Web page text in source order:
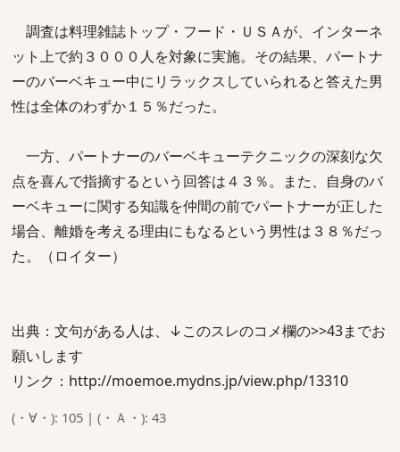
調査は料理雑誌トップ・フード・ＵＳＡが、インターネ
ット上で約３０００人を対象に実施。その結果、パートナ
ーのバーベキュー中にリラックスしていられると答えた男
性は全体のわずか１５％だった。
一方、パートナーのバーベキューテクニックの深刻な欠
点を喜んで指摘するという回答は４３％。また、自身のバ
ーベキューに関する知識を仲間の前でパートナーが正した
場合、離婚を考える理由にもなるという男性は３８％だっ
た。（ロイター）
出典：文句がある人は、↓このスレのコメ欄の>>43までお
願いします
リンク：http://moemoe.mydns.jp/view.php/13310
(・∀・): 105 | (・Ａ・): 43